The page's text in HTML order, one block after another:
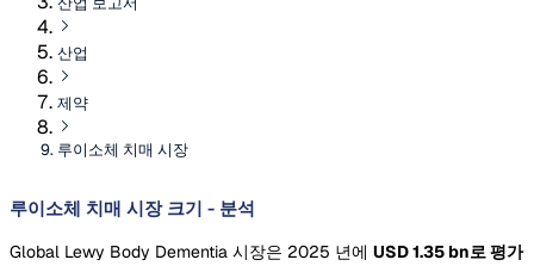
산업
제약
루이소체 치매 시장
루이소체 치매 시장 크기 - 분석
Global Lewy Body Dementia 시장은 2025 년에 USD 1.35 bn로 평가